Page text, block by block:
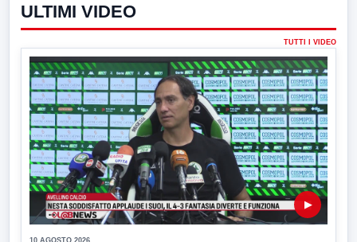
ULTIMI VIDEO
TUTTI I VIDEO
▶
10 AGOSTO 2026